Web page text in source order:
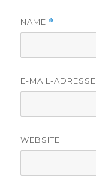
NAME *
E-MAIL-ADRESSE
WEBSITE